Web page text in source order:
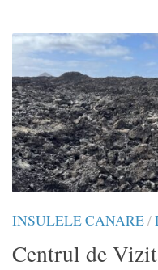
INSULELE CANARE/
Centrul de